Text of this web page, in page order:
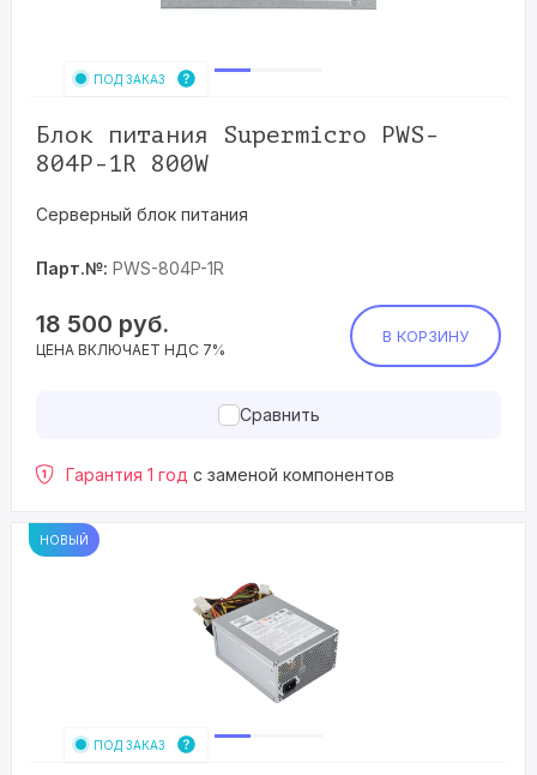
ПОД ЗАКАЗ
Блок питания Supermicro PWS-
804P-1R 800W
Серверный блок питания
Парт.№: PWS-804P-1R
18 500 руб.
ЦЕНА ВКЛЮЧАЕТ НДС 7%
В КОРЗИНУ
Сравнить
Гарантия 1 год с заменой компонентов
НОВЫЙ
ПОД ЗАКАЗ